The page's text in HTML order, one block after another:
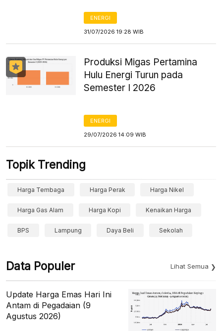
ENERGI
31/07/2026 19:28 WIB
Produksi Migas Pertamina
Hulu Energi Turun pada
Semester I 2026
ENERGI
29/07/2026 14:09 WIB
Topik Trending
Harga Tembaga Harga Perak Harga Nikel
Harga Gas Alam Harga Kopi Kenaikan Harga
BPS Lampung Daya Beli Sekolah
Data Populer Lihat Semua
Update Harga Emas Hari Ini
Antam di Pegadaian (9
Agustus 2026)